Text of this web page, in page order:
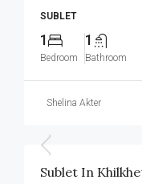
SUBLET
1
Bedroom
1
Bathroom
Shelina Akter
Sublet In